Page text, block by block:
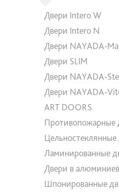
Двери Intero W
Двери Intero N
Двери NAYADA-
Двери SLIM
Двери NAYADA-
Двери NAYADA-
ART DOORS
Противопожарные
Цельностеклянные
Ламинированные
Двери в
Шпонированные